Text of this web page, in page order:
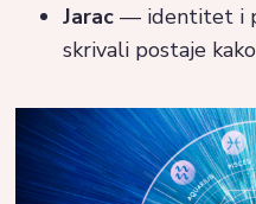
Jarac — identitet i
skrivali postaje